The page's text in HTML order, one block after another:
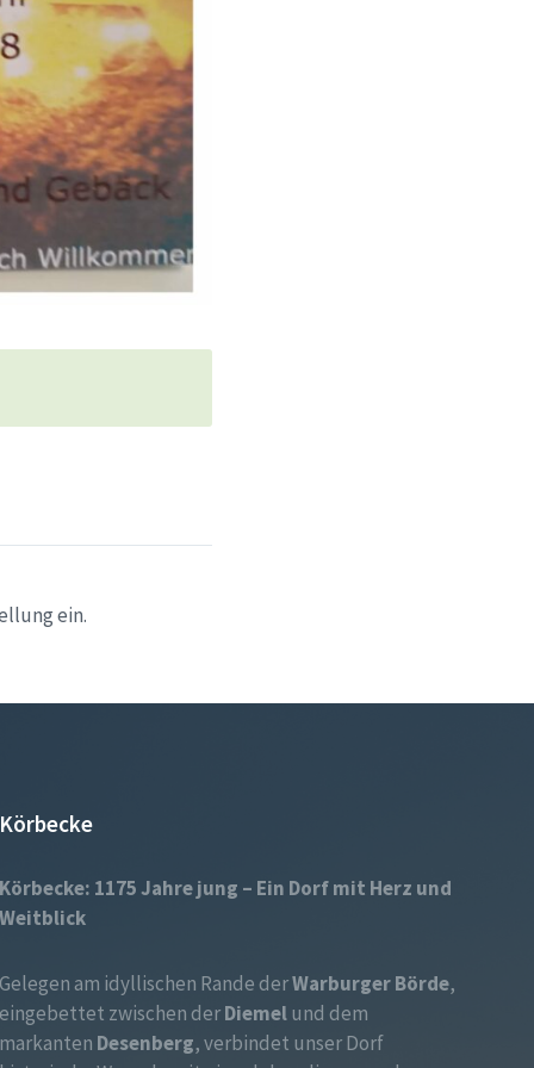
ein.
Körbecke
Körbecke: 1175 Jahre jung – Ein Dorf mit Herz und
Weitblick
Gelegen am idyllischen Rande derWarburger Börde,
eingebettet zwischen derDiemelund dem
markanten Desenberg, verbindet unser Dorf